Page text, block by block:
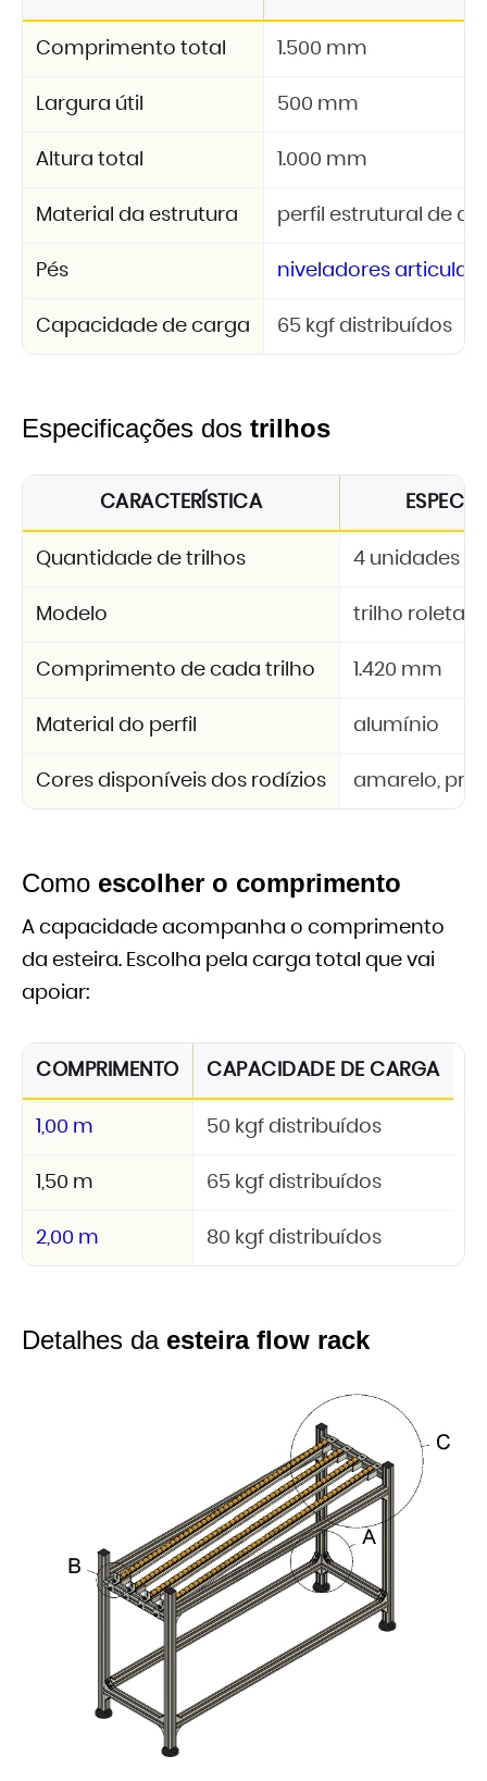
Comprimento total 1.500 mm
Largura útil 500 mm
Altura total 1.000 mm
Material da estrutura perfil estrutural de
Pés niveladores
Capacidade de carga 65 kgf distribuídos
Especificações dos trilhos
CARACTERÍSTICA
Quantidade de trilhos 4 unidades
Modelo trilho
Comprimento de cada trilho 1.420 mm
Material do perfil alumínio
Cores disponíveis dos rodízios amarelo,
Como escolher o comprimento
A capacidade acompanha o comprimento
da esteira. Escolha pela carga total que vai
apoiar:
COMPRIMENTO CAPACIDADE DE CARGA
1,00 m 50 kgf distribuídos
1,50 m 65 kgf distribuídos
2,00 m 80 kgf distribuídos
Detalhes da esteira flow rack